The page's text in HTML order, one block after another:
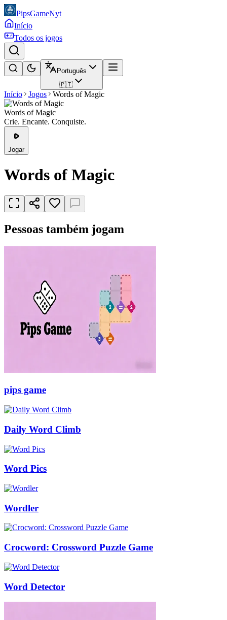
PipsGameNyt
Início
Todos os jogos
Português
🇵🇹
Início Jogos Words of Magic
Words of Magic
Crie. Encante. Conquiste.
Jogar
Words of Magic
Pessoas também jogam
pips game
Daily Word Climb
Word Pics
Wordler
Crocword: Crossword Puzzle Game
Word Detector